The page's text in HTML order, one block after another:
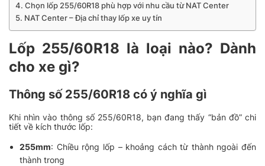
Chọn lốp 255/60R18 phù hợp với nhu cầu từ NAT Center
NAT Center – Địa chỉ thay lốp xe uy tín
Lốp 255/60R18 là loại nào? Dành
cho xe gì?
Thông số 255/60R18 có ý nghĩa gì
Khi nhìn vào thông số 255/60R18, bạn đang thấy “bản đồ” chi
tiết về kích thước lốp:
255mm: Chiều rộng lốp – khoảng cách từ thành ngoài đến
thành trong